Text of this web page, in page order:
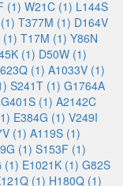
(1) W21C (1) L144S
T377M (1) D164V
(1) T17M (1) Y86N
(1) D50W (1)
(1) A1033V (1)
S241T (1) G1764A
G401S (1) A2142C
E384G (1) V249I
(1) A119S (1)
(1) S153F (1)
(1) E1021K (1) G82S
(1) H180Q (1)